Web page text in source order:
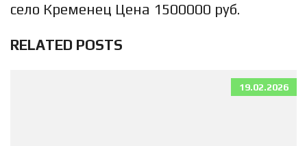
село Кременец Цена 1500000 руб.
RELATED POSTS
19.02.2026